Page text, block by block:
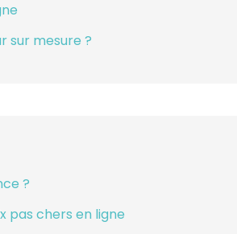
sur mesure ?
?
pas chers en ligne